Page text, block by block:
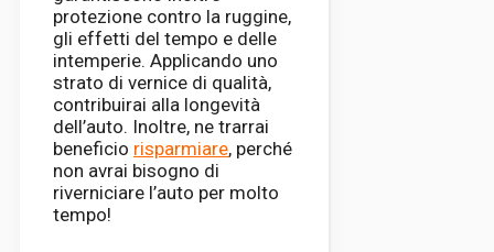
protezione contro la ruggine,
gli effetti del tempo e delle
intemperie. Applicando uno
strato di vernice di qualità,
contribuirai alla longevità
dell’auto. Inoltre, ne trarrai
beneficio risparmiare, perché
non avrai bisogno di
riverniciare l’auto per molto
tempo!